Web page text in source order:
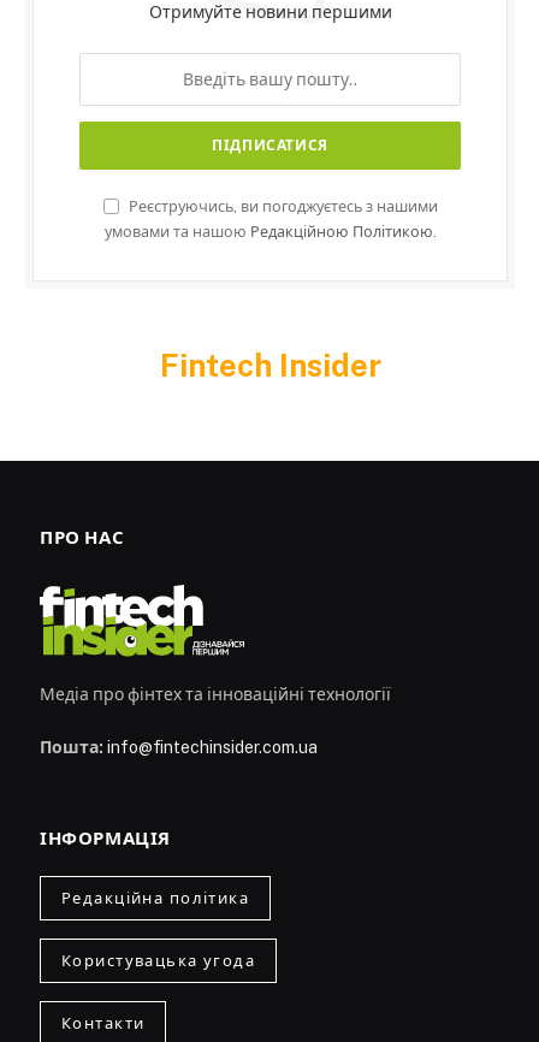
Отримуйте новини першими
Реєструючись, ви погоджуєтесь з нашими
умовами та нашою Редакційною Політикою.
Fintech Insider
ПРО НАС
Медіа про фінтех та інноваційні технології
Пошта: info@fintechinsider.com.ua
ІНФОРМАЦІЯ
Редакційна політика
Користувацька угода
Контакти